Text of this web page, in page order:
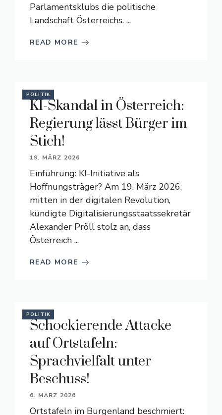
Parlamentsklubs die politische
Landschaft Österreichs. ...
READ MORE
POLITIK
KI-Skandal in Österreich:
Regierung lässt Bürger im
Stich!
19. MÄRZ 2026
Einführung: KI-Initiative als
Hoffnungsträger? Am 19. März 2026,
mitten in der digitalen Revolution,
kündigte Digitalisierungsstaatssekretär
Alexander Pröll stolz an, dass
Österreich ...
READ MORE
POLITIK
Schockierende Attacke
auf Ortstafeln:
Sprachvielfalt unter
Beschuss!
6. MÄRZ 2026
Ortstafeln im Burgenland beschmiert: